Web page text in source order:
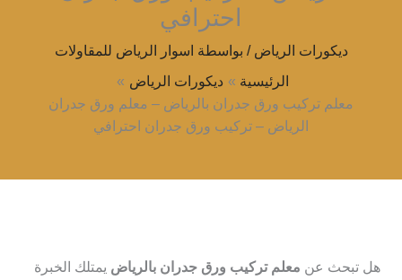
احترافي
ديكورات الرياض / بواسطة اسوار الرياض للمقاولات
الرئيسية
ديكورات الرياض
معلم تركيب ورق جدران بالرياض – معلم ورق جدران
الرياض – تركيب ورق جدران احترافي
هل تبحث عن معلم تركيب ورق جدران بالرياض يمتلك الخبرة